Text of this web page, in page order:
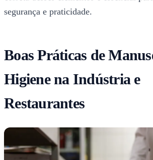
segurança e praticidade.
Boas Práticas de
Higiene na Indústria e
Restaurantes